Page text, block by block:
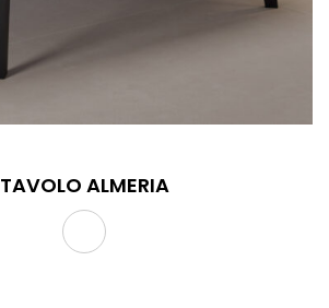
TAVOLO ALMERIA